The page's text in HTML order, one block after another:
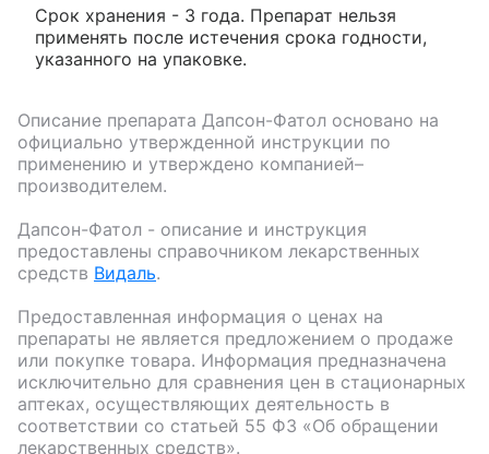
Срок хранения - 3 года. Препарат нельзя
применять после истечения срока годности,
указанного на упаковке.
Описание препарата Дапсон-Фатол основано на
официально утвержденной инструкции по
применению и утверждено компанией–
производителем.
Дапсон-Фатол - описание и инструкция
предоставлены справочником лекарственных
средств Видаль.
Предоставленная информация о ценах на
препараты не является предложением о продаже
или покупке товара. Информация предназначена
исключительно для сравнения цен в стационарных
аптеках, осуществляющих деятельность в
соответствии со статьей 55 ФЗ «Об обращении
лекарственных средств».